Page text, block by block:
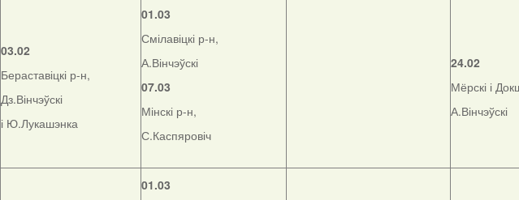
03.02
Бераставіцкі р-н,
Дз.Вінчэўскі
і Ю.Лукашэнка
01.03
Смілавіцкі р-н,
А.Вінчэўскі
07.03
Мінскі р-н,
С.Каспяровіч
24.02
Мёрскі і
А.Вінчэўскі
01.03